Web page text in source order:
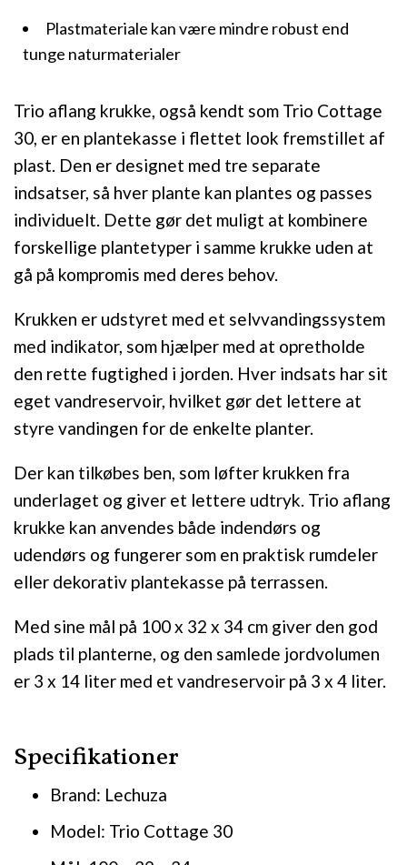
Trio aflang krukke, også kendt som Trio Cottage
30, er en plantekasse i flettet look fremstillet af
plast. Den er designet med tre separate
indsatser, så hver plante kan plantes og passes
individuelt. Dette gør det muligt at kombinere
forskellige plantetyper i samme krukke uden at
gå på kompromis med deres behov.
Krukken er udstyret med et selvvandingssystem
med indikator, som hjælper med at opretholde
den rette fugtighed i jorden. Hver indsats har sit
eget vandreservoir, hvilket gør det lettere at
styre vandingen for de enkelte planter.
Der kan tilkøbes ben, som løfter krukken fra
underlaget og giver et lettere udtryk. Trio aflang
krukke kan anvendes både indendørs og
udendørs og fungerer som en praktisk rumdeler
eller dekorativ plantekasse på terrassen.
Med sine mål på 100 x 32 x 34 cm giver den god
plads til planterne, og den samlede jordvolumen
er 3 x 14 liter med et vandreservoir på 3 x 4 liter.
Plastmateriale kan være mindre robust end
tunge naturmaterialer
Specifikationer
Brand: Lechuza
Model: Trio Cottage 30